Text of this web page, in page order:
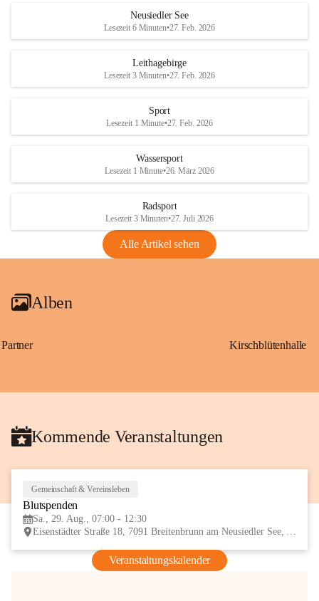
S
und den daraus folgenden wirtschaftlichen
Maßnahmen zur Bekämpfung
Rebe und der Amerikanischen
Anhang VBl. EU Nr. 18
1 Seite•1,4 MB
VBl. EU Nr. 18_2026
r
S
Neusiedler See
Lesezeit 6 Minuten•27. Feb. 2026
Leithagebirge
Lesezeit 3 Minuten•27. Feb. 2026
Sport
Lesezeit 1 Minute•27. Feb. 2026
Wassersport
Lesezeit 1 Minute•26. März 2026
Radsport
Lesezeit 3 Minuten•27. Juli 2026
Alle Artikel sehen
Alben
Partner Kirschblütenhalle
Kommende Veranstaltungen
Gemeinschaft & Vereinsleben
Blutspenden
Sa., 29. Aug., 07:00 - 12:30
Eisenstädter Straße 18, 7091 Breitenbrunn am Neusiedler See, AUT
Veranstaltungskalender